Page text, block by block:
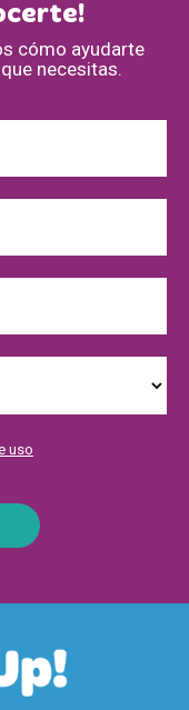
cómo ayudarte
necesitas.
uso